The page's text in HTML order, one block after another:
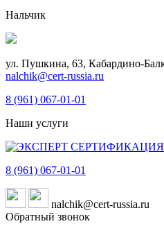
Нальчик
ул. Пушкина, 63, Кабардино-
nalchik@cert-russia.ru
8 (961) 067-01-01
Наши услуги
8 (961) 067-01-01
nalchik@cert-russia.ru
Обратный звонок